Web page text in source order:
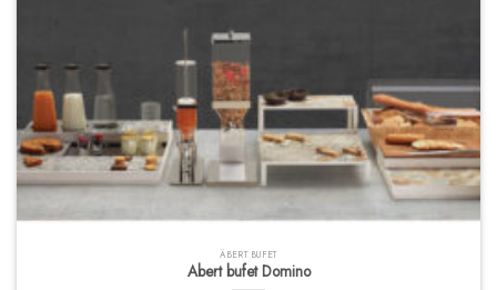
ÄBERT BUFET
Abert bufet Domino